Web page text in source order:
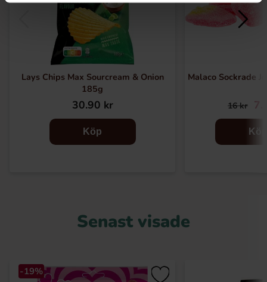
Lays Chips Max Sourcream & Onion
185g
30.90 kr
Köp
Malaco Sockrade
16 kr
Köp
Senast visade
-19%